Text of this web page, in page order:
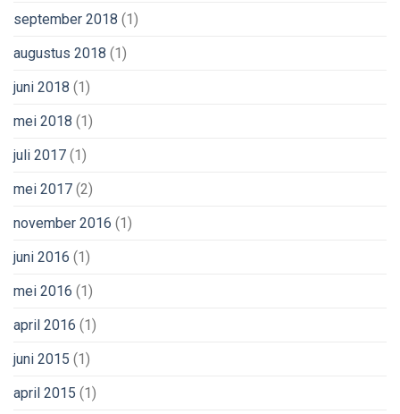
september 2018 (1)
augustus 2018 (1)
juni 2018 (1)
mei 2018 (1)
juli 2017 (1)
mei 2017 (2)
november 2016 (1)
juni 2016 (1)
mei 2016 (1)
april 2016 (1)
juni 2015 (1)
april 2015 (1)